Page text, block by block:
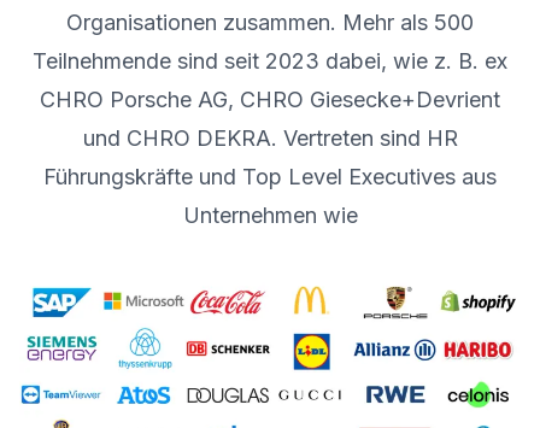
Organisationen zusammen. Mehr als 500
Teilnehmende sind seit 2023 dabei, wie z. B. ex
CHRO Porsche AG, CHRO Giesecke+Devrient
und CHRO DEKRA. Vertreten sind HR
Führungskräfte und Top Level Executives aus
Unternehmen wie